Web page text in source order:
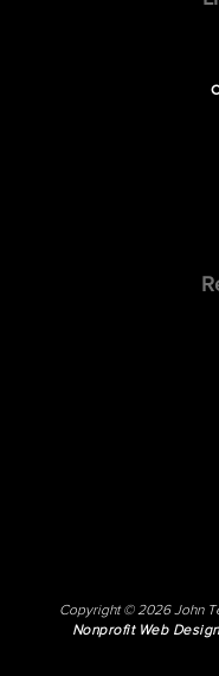
Copyright © 2026 John
Nonprofit Web Design